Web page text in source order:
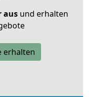
ausund erhalten
erhalten